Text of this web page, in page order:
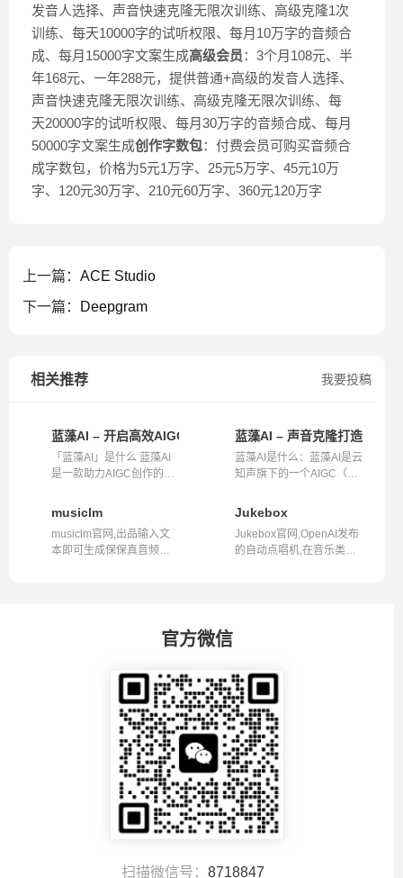
发音人选择、声音快速克隆无限次训练、高级克隆1次
训练、每天10000字的试听权限、每月10万字的音频合
成、每月15000字文案生成高级会员：3个月108元、半
年168元、一年288元，提供普通+高级的发音人选择、
声音快速克隆无限次训练、高级克隆无限次训练、每
天20000字的试听权限、每月30万字的音频合成、每月
50000字文案生成创作字数包：付费会员可购买音频合
成字数包，价格为5元1万字、25元5万字、45元10万
字、120元30万字、210元60万字、360元120万字
上一篇： ACE Studio
下一篇：
Deepgram
我要投稿
相关推荐
蓝藻AI – 开启高效AIGC创作新体验
「蓝藻AI」是什么 蓝藻AI
是一款助力AIGC创作的工
蓝藻AI – 声音克隆打造个性
蓝藻AI是什么：蓝藻AI是云
知声旗下的一个AIGC（AI
musiclm
musiclm官网,出品输入文
本即可生成保保真音频音
Jukebox
Jukebox官网,OpenAI发布
的自动点唱机,在音乐类型
官方微信
扫描微信号： 8718847